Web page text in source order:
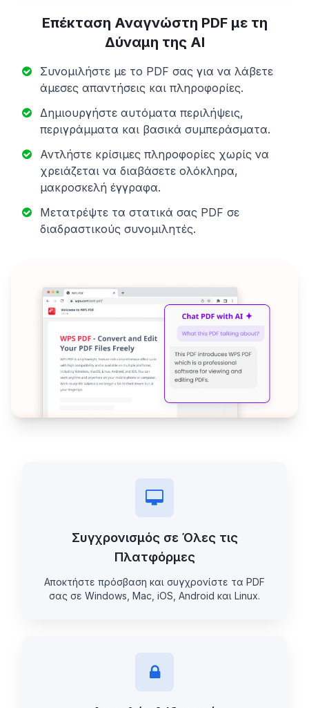
Επέκταση Αναγνώστη PDF με τη
Δύναμη της AI
Συνομιλήστε με το PDF σας για να λάβετε
άμεσες απαντήσεις και πληροφορίες.
Δημιουργήστε αυτόματα περιλήψεις,
περιγράμματα και βασικά συμπεράσματα.
Αντλήστε κρίσιμες πληροφορίες χωρίς να
χρειάζεται να διαβάσετε ολόκληρα,
μακροσκελή έγγραφα.
Μετατρέψτε τα στατικά σας PDF σε
διαδραστικούς συνομιλητές.
Συγχρονισμός σε Όλες τις
Πλατφόρμες
Αποκτήστε πρόσβαση και συγχρονίστε τα PDF
σας σε Windows, Mac, iOS, Android και Linux.